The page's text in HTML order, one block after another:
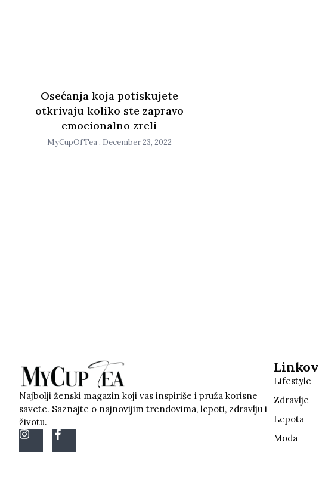
Osećanja koja potiskujete
otkrivaju koliko ste zapravo
emocionalno zreli
MyCupOfTea December 23, 2022
Najbolji ženski magazin koji vas inspiriše i pruža korisne
savete. Saznajte o najnovijim trendovima, lepoti, zdravlju i
životu.
Lifestyle
Zdravlje
Lepota
Moda